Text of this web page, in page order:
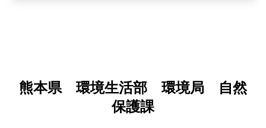
熊本県 環境生活部 環境局 自然
保護課